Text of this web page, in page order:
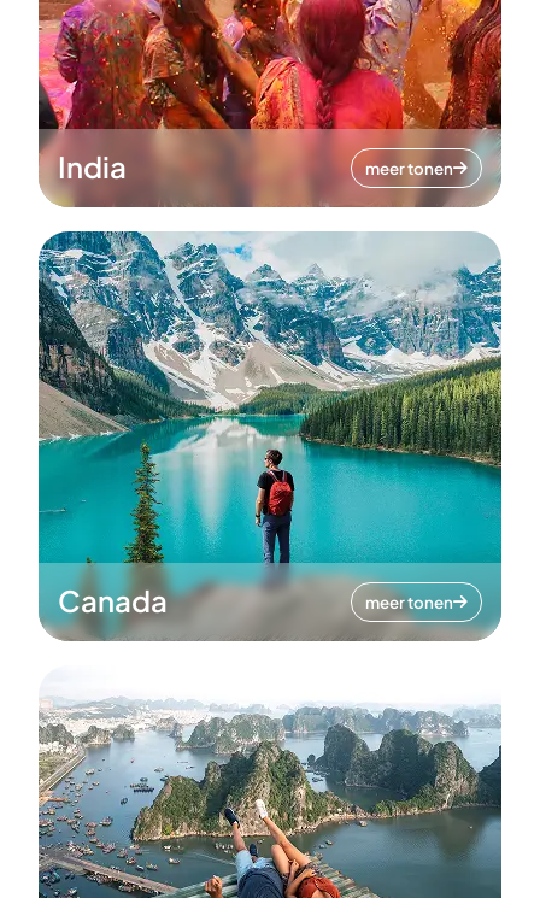
India meer tonen
Canada meer tonen